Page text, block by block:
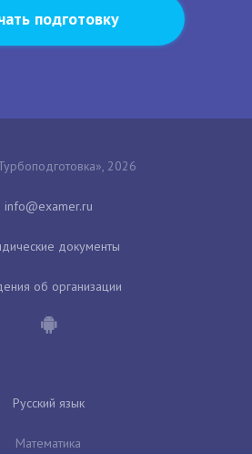
подготовку
2026
документы
об организации
Русский язык
Математика